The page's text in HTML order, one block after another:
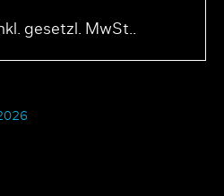
gesetzl. MwSt..